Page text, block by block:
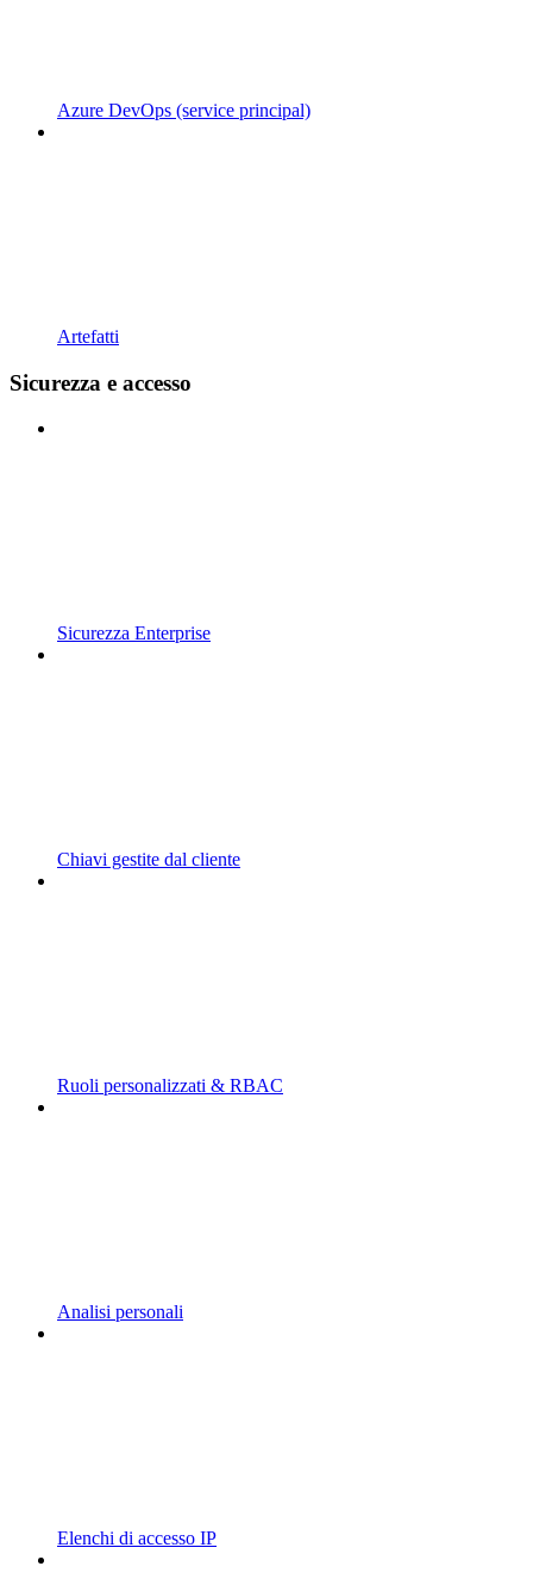
Azure DevOps (service principal)
Artefatti
Sicurezza e accesso
Sicurezza Enterprise
Chiavi gestite dal cliente
Ruoli personalizzati & RBAC
Analisi personali
Elenchi di accesso IP